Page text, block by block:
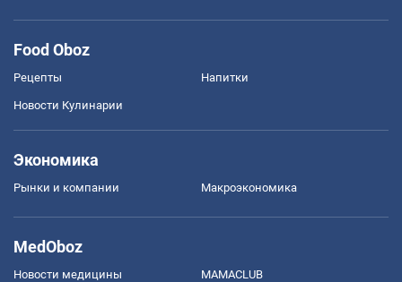
Food Oboz
Рецепты Напитки
Новости Кулинарии
Экономика
Рынки и компании Mакроэкономика
MedOboz
Новости медицины MAMACLUB